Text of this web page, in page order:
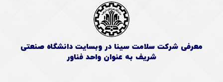
معرفی شرکت سلامت سینا در وبسایت دانشگاه صنعتی
شریف به عنوان واحد فناور